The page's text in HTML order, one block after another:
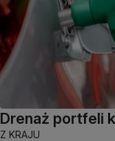
Drenaż portfeli
Z KRAJU